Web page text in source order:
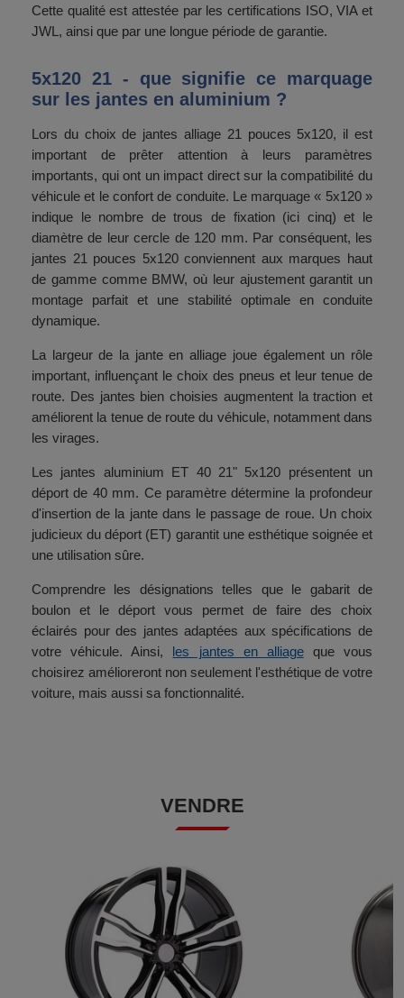
Cette qualité est attestée par les certifications ISO, VIA et
JWL, ainsi que par une longue période de garantie.
5x120 21 - que signifie ce marquage
sur les jantes en aluminium ?
Lors du choix de jantes alliage 21 pouces 5x120, il est
important de prêter attention à leurs paramètres
importants, qui ont un impact direct sur la compatibilité du
véhicule et le confort de conduite. Le marquage « 5x120 »
indique le nombre de trous de fixation (ici cinq) et le
diamètre de leur cercle de 120 mm. Par conséquent, les
jantes 21 pouces 5x120 conviennent aux marques haut
de gamme comme BMW, où leur ajustement garantit un
montage parfait et une stabilité optimale en conduite
dynamique.
La largeur de la jante en alliage joue également un rôle
important, influençant le choix des pneus et leur tenue de
route. Des jantes bien choisies augmentent la traction et
améliorent la tenue de route du véhicule, notamment dans
les virages.
Les jantes aluminium ET 40 21" 5x120 présentent un
déport de 40 mm. Ce paramètre détermine la profondeur
d'insertion de la jante dans le passage de roue. Un choix
judicieux du déport (ET) garantit une esthétique soignée et
une utilisation sûre.
Comprendre les désignations telles que le gabarit de
boulon et le déport vous permet de faire des choix
éclairés pour des jantes adaptées aux spécifications de
votre véhicule. Ainsi, les jantes en alliageque vous
choisirez amélioreront non seulement l'esthétique de votre
voiture, mais aussi sa fonctionnalité.
VENDRE